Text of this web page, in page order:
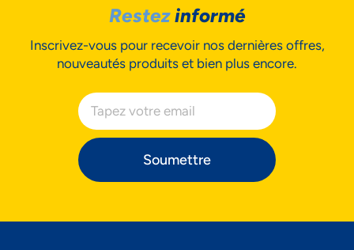
Restezinformé
Inscrivez-vous pour recevoir nos dernières offres,
nouveautés produits et bien plus encore.
Soumettre